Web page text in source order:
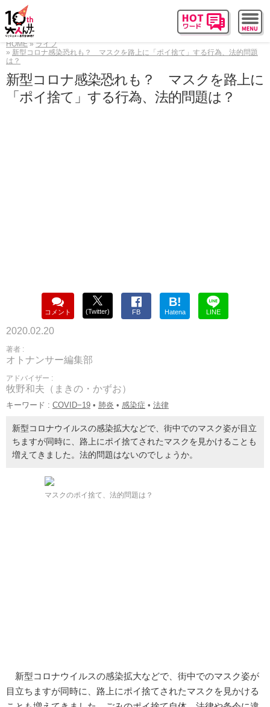
HOME
ライフ
新型コロナ感染恐れも？ マスクを路上に「ポイ捨て」する行為、法的問題
は？
新型コロナ感染恐れも？ マスクを路上に
「ポイ捨て」する行為、法的問題は？
コメント (Twitter) FB
B!
Hatena LINE
2020.02.20
著者 :
オトナンサー編集部
アドバイザー :
牧野和夫（まきの・かずお）
キーワード : COVID−19 • 肺炎 • 感染症 • 法律
新型コロナウイルスの感染拡大などで、街中でのマスク姿が目立
ちますが同時に、路上にポイ捨てされたマスクを見かけることも
増えてきました。法的問題はないのでしょうか。
マスクのポイ捨て、法的問題は？
新型コロナウイルスの感染拡大などで、街中でのマスク姿が
目立ちますが同時に、路上にポイ捨てされたマスクを見かける